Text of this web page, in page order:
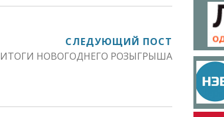
СЛЕДУЮЩИЙ ПОСТ
ИТОГИ НОВОГОДНЕГО РОЗЫГРЫША